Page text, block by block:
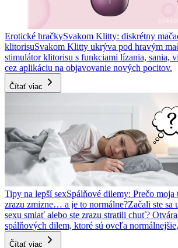
Erotické hračkySvakom Klitty: diskrétny
klitorisuSvakom Klitty ukrýva pod hravým
stimulátor klitorisu s funkciami lízania, sania,
cez aplikáciu na objavovanie nových pocitov.
Čítať viac
Tipy na lepší sexSpálňové dilemy: Prečo moja
zrazu zmizne… a je to normálne?Začali ste sa
sexu smiať alebo ste zrazu stratili chuť?
spálňových dilem, ktoré sú oveľa
Čítať viac